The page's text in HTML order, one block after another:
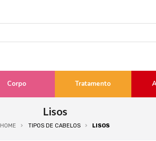
Corpo Tratamento
Lisos
HOME TIPOS DE CABELOS LISOS